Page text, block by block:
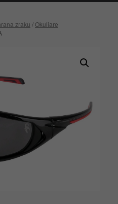
zraku /Okuliare